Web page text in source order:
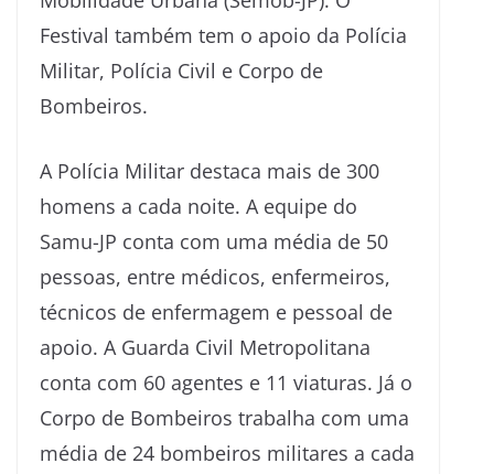
Festival também tem o apoio da Polícia
Militar, Polícia Civil e Corpo de
Bombeiros.
A Polícia Militar destaca mais de 300
homens a cada noite. A equipe do
Samu-JP conta com uma média de 50
pessoas, entre médicos, enfermeiros,
técnicos de enfermagem e pessoal de
apoio. A Guarda Civil Metropolitana
conta com 60 agentes e 11 viaturas. Já o
Corpo de Bombeiros trabalha com uma
média de 24 bombeiros militares a cada